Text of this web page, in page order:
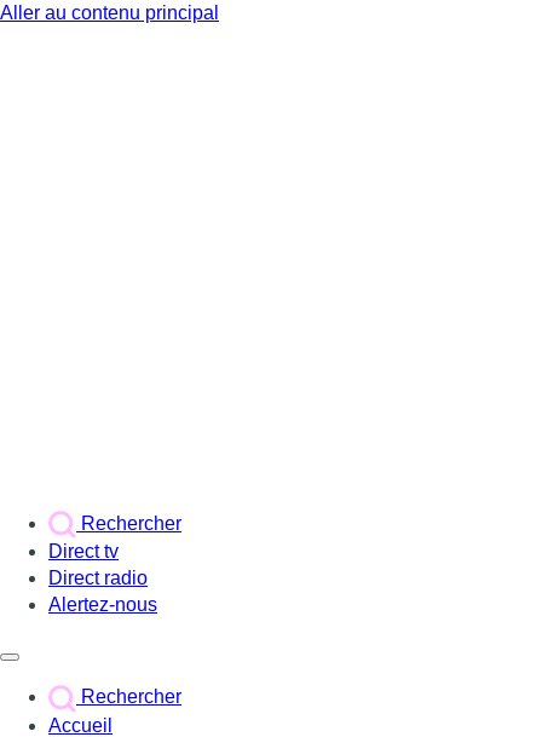
Aller au contenu principal
Rechercher
Direct tv
Direct radio
Alertez-nous
Rechercher
Accueil